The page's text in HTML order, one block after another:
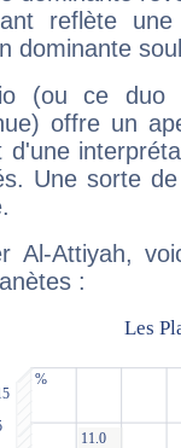
reflète
dominante
(ou ce duo
offre un
d'une
Une sorte
Al-Attiyah,
: